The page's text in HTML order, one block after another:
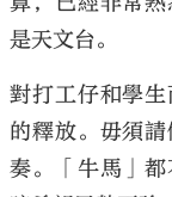
是天文台。
對打工仔和學
的釋放。毋須
奏。「牛馬」